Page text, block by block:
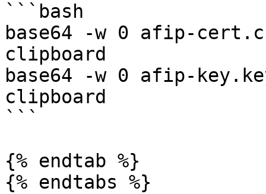
```bash
base64 -w 0 afip-
clipboard
base64 -w 0 afip-
clipboard
```
{% endtab %}
{% endtabs %}